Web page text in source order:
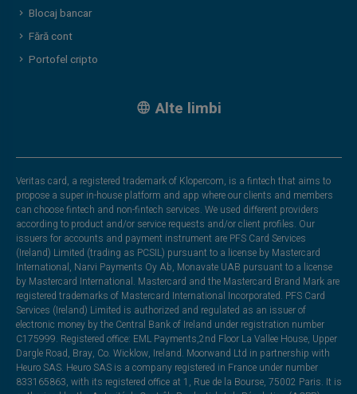
Blocaj bancar
Fără cont
Portofel cripto
Alte limbi
Veritas card, a registered trademark of Klopercom, is a fintech that aims to
propose a super in-house platform and app where our clients and members
can choose fintech and non-fintech services. We used different providers
according to product and/or service requests and/or client profiles. Our
issuers for accounts and payment instrument are PFS Card Services
(Ireland) Limited (trading as PCSIL) pursuant to a license by Mastercard
International, Narvi Payments Oy Ab, Monavate UAB pursuant to a license
by Mastercard International. Mastercard and the Mastercard Brand Mark are
registered trademarks of Mastercard International Incorporated. PFS Card
Services (Ireland) Limited is authorized and regulated as an issuer of
electronic money by the Central Bank of Ireland under registration number
C175999. Registered office: EML Payments,2nd Floor La Vallee House, Upper
Dargle Road, Bray, Co. Wicklow, Ireland. Moorwand Ltd in partnership with
Heuro SAS. Heuro SAS is a company registered in France under number
833165863, with its registered office at 1, Rue de la Bourse, 75002 Paris. It is